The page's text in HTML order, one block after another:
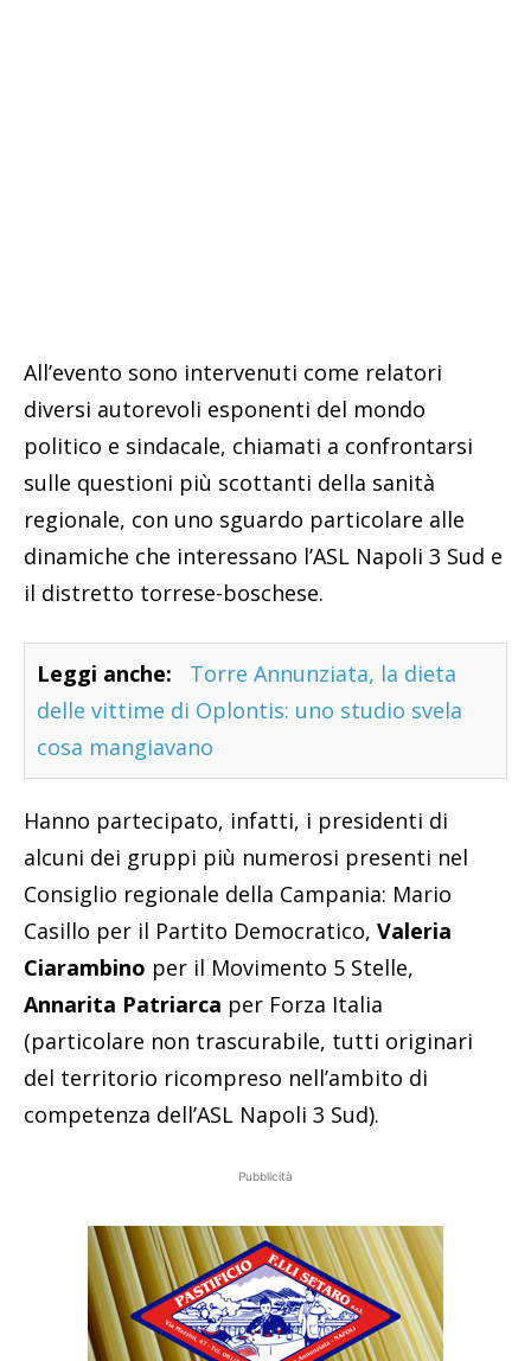
All’evento sono intervenuti come relatori
diversi autorevoli esponenti del mondo
politico e sindacale, chiamati a confrontarsi
sulle questioni più scottanti della sanità
regionale, con uno sguardo particolare alle
dinamiche che interessano l’ASL Napoli 3 Sud e
il distretto torrese-boschese.
Leggi anche:
Torre Annunziata, la dieta
delle vittime di Oplontis: uno studio svela
cosa mangiavano
Hanno partecipato, infatti, i presidenti di
alcuni dei gruppi più numerosi presenti nel
Consiglio regionale della Campania: Mario
Casillo per il Partito Democratico, Valeria
Ciarambino per il Movimento 5 Stelle,
Annarita Patriarca per Forza Italia
(particolare non trascurabile, tutti originari
del territorio ricompreso nell’ambito di
competenza dell’ASL Napoli 3 Sud).
Pubblicità